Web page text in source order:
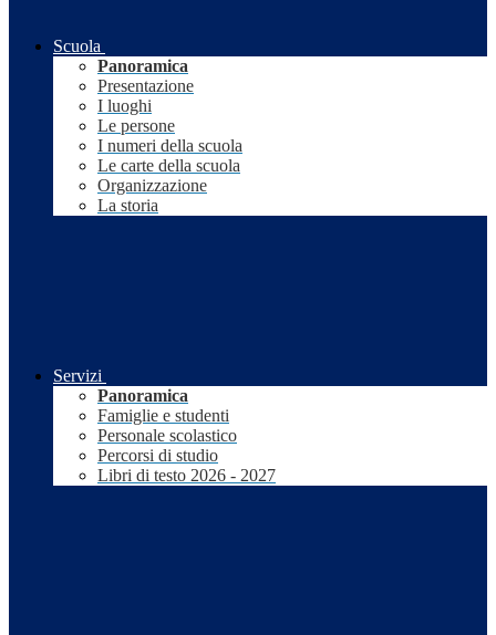
Scuola
Panoramica
Presentazione
I luoghi
Le persone
I numeri della scuola
Le carte della scuola
Organizzazione
La storia
Servizi
Panoramica
Famiglie e studenti
Personale scolastico
Percorsi di studio
Libri di testo 2026 - 2027